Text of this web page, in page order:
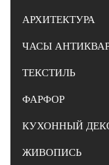
АРХИТЕКТУРА
ЧАСЫ
ТЕКСТИЛЬ
ФАРФОР
КУХОННЫЙ
ЖИВОПИСЬ